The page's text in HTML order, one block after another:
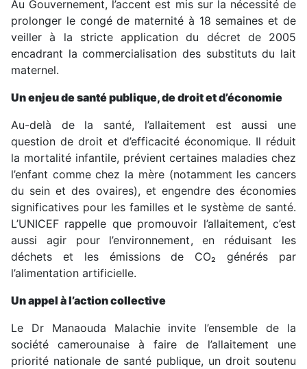
Au Gouvernement, l’accent est mis sur la nécessité de
prolonger le congé de maternité à 18 semaines et de
veiller à la stricte application du décret de 2005
encadrant la commercialisation des substituts du lait
maternel.
Un enjeu de santé publique, de droit et d’économie
Au-delà de la santé, l’allaitement est aussi une
question de droit et d’efficacité économique. Il réduit
la mortalité infantile, prévient certaines maladies chez
l’enfant comme chez la mère (notamment les cancers
du sein et des ovaires), et engendre des économies
significatives pour les familles et le système de santé.
L’UNICEF rappelle que promouvoir l’allaitement, c’est
aussi agir pour l’environnement, en réduisant les
déchets et les émissions de CO₂ générés par
l’alimentation artificielle.
Un appel à l’action collective
Le Dr Manaouda Malachie invite l’ensemble de la
société camerounaise à faire de l’allaitement une
priorité nationale de santé publique, un droit soutenu